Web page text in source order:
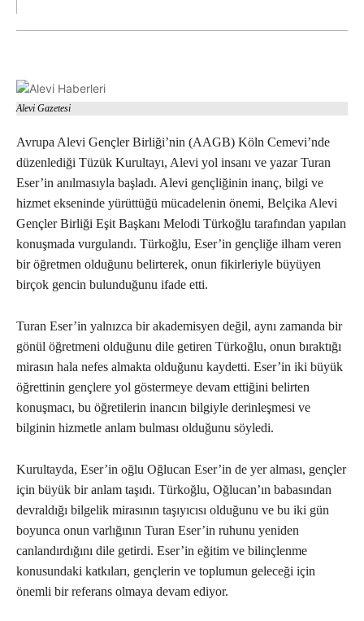
Alevi Gazetesi
Avrupa Alevi Gençler Birliği’nin (AAGB) Köln Cemevi’nde
düzenlediği Tüzük Kurultayı, Alevi yol insanı ve yazar Turan
Eser’in anılmasıyla başladı. Alevi gençliğinin inanç, bilgi ve
hizmet ekseninde yürüttüğü mücadelenin önemi, Belçika Alevi
Gençler Birliği Eşit Başkanı Melodi Türkoğlu tarafından yapılan
konuşmada vurgulandı. Türkoğlu, Eser’in gençliğe ilham veren
bir öğretmen olduğunu belirterek, onun fikirleriyle büyüyen
birçok gencin bulunduğunu ifade etti.
Turan Eser’in yalnızca bir akademisyen değil, aynı zamanda bir
gönül öğretmeni olduğunu dile getiren Türkoğlu, onun bıraktığı
mirasın hala nefes almakta olduğunu kaydetti. Eser’in iki büyük
öğrettinin gençlere yol göstermeye devam ettiğini belirten
konuşmacı, bu öğretilerin inancın bilgiyle derinleşmesi ve
bilginin hizmetle anlam bulması olduğunu söyledi.
Kurultayda, Eser’in oğlu Oğlucan Eser’in de yer alması, gençler
için büyük bir anlam taşıdı. Türkoğlu, Oğlucan’ın babasından
devraldığı bilgelik mirasının taşıyıcısı olduğunu ve bu iki gün
boyunca onun varlığının Turan Eser’in ruhunu yeniden
canlandırdığını dile getirdi. Eser’in eğitim ve bilinçlenme
konusundaki katkıları, gençlerin ve toplumun geleceği için
önemli bir referans olmaya devam ediyor.